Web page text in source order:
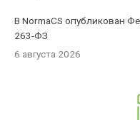
В NormaCS опубликован
263-ФЗ
6 августа 2026